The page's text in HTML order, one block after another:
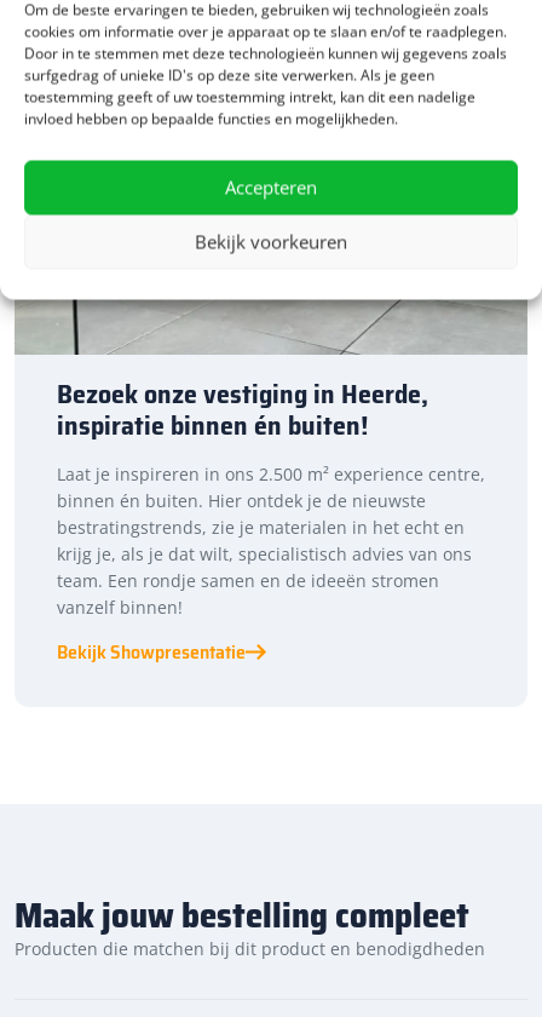
Om de beste ervaringen te bieden, gebruiken wij technologieën zoals
cookies om informatie over je apparaat op te slaan en/of te raadplegen.
Door in te stemmen met deze technologieën kunnen wij gegevens zoals
surfgedrag of unieke ID's op deze site verwerken. Als je geen
toestemming geeft of uw toestemming intrekt, kan dit een nadelige
invloed hebben op bepaalde functies en mogelijkheden.
Accepteren
Bekijk voorkeuren
Bezoek onze vestiging in Heerde,
inspiratie binnen én buiten!
Laat je inspireren in ons 2.500 m² experience centre,
binnen én buiten. Hier ontdek je de nieuwste
bestratingstrends, zie je materialen in het echt en
krijg je, als je dat wilt, specialistisch advies van ons
team. Een rondje samen en de ideeën stromen
vanzelf binnen!
Bekijk Showpresentatie
Maak jouw bestelling compleet
Producten die matchen bij dit product en benodigdheden